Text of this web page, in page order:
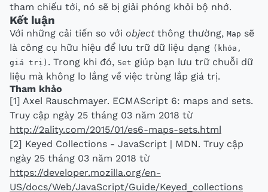
tham chiếu tới, nó sẽ bị giải phóng khỏi bộ nhớ.
Kết luận
Với những cải tiến so với objectthông thường, Map sẽ
là công cụ hữu hiệu để lưu trữ dữ liệu dạng (khóa,
giá trị) . Trong khi đó, Set giúp bạn lưu trữ chuỗi dữ
liệu mà không lo lắng về việc trùng lắp giá trị.
Tham khảo
[1] Axel Rauschmayer. ECMAScript 6: maps and sets.
Truy cập ngày 25 tháng 03 năm 2018 từ
http://2ality.com/2015/01/es6-maps-sets.html
[2] Keyed Collections - JavaScript | MDN. Truy cập
ngày 25 tháng 03 năm 2018 từ
https://developer.mozilla.org/en-
US/docs/Web/JavaScript/Guide/Keyed_collections